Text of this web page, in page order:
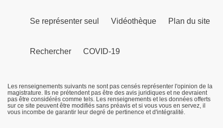
Se représenter seul Vidéothèque Plan du site
Rechercher COVID-19
Les renseignements suivants ne sont pas censés représenter l'opinion de la
magistrature. Ils ne prétendent pas être des avis juridiques et ne devraient
pas être considérés comme tels. Les renseignements et les données offerts
sur ce site peuvent être modifiés sans préavis et si vous vous en servez, il
vous incombe de garantir leur degré de pertinence et d'intégralité.